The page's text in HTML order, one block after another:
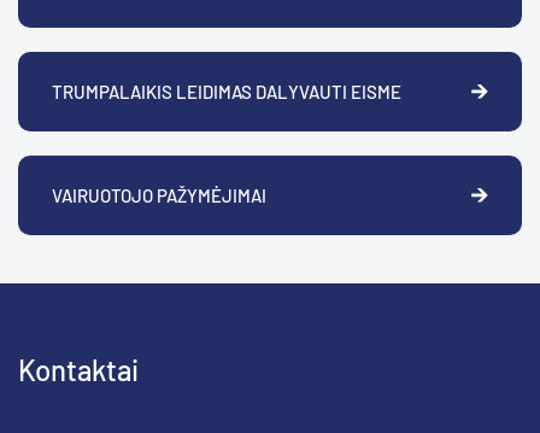
TRUMPALAIKIS LEIDIMAS DALYVAUTI EISME
VAIRUOTOJO PAŽYMĖJIMAI
Kontaktai